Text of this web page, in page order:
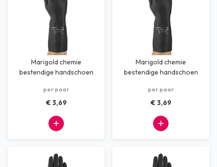
Marigold chemie
bestendige handschoen
per paar
€ 3,69
Marigold chemie
bestendige handschoen
per paar
€ 3,69